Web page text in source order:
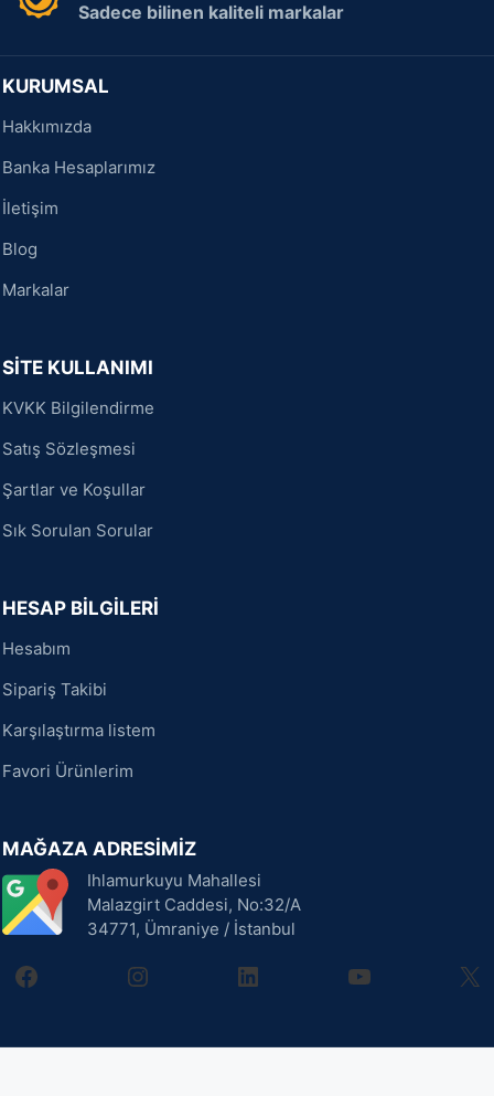
Sadece bilinen kaliteli markalar
KURUMSAL
Hakkımızda
Banka Hesaplarımız
İletişim
Blog
Markalar
SİTE KULLANIMI
KVKK Bilgilendirme
Satış Sözleşmesi
Şartlar ve Koşullar
Sık Sorulan Sorular
HESAP BİLGİLERİ
Hesabım
Sipariş Takibi
Karşılaştırma listem
Favori Ürünlerim
MAĞAZA ADRESİMİZ
Ihlamurkuyu Mahallesi
Malazgirt Caddesi, No:32/A
34771, Ümraniye / İstanbul
facebookinstagramlinkedin youtube X